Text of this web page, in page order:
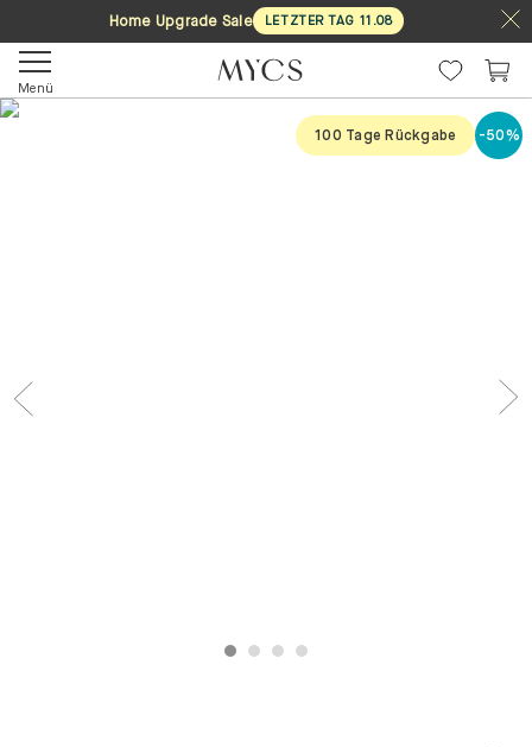
Home Upgrade Sale LETZTER TAG 11 .08
Menü
1 2 3 4
100 Tage Rückgabe -50%